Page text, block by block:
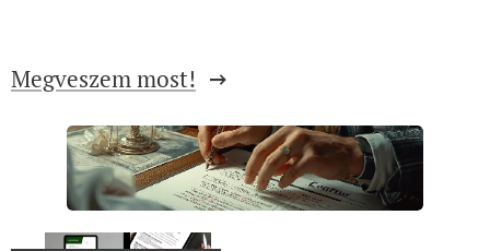
Megveszem most!